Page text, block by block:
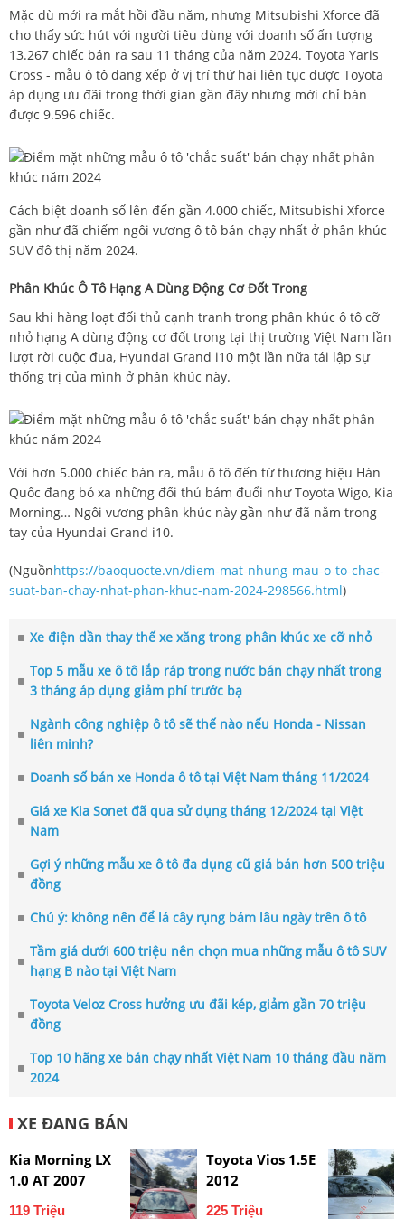
Mặc dù mới ra mắt hồi đầu năm, nhưng Mitsubishi Xforce đã
cho thấy sức hút với người tiêu dùng với doanh số ấn tượng
13.267 chiếc bán ra sau 11 tháng của năm 2024. Toyota Yaris
Cross - mẫu ô tô đang xếp ở vị trí thứ hai liên tục được Toyota
áp dụng ưu đãi trong thời gian gần đây nhưng mới chỉ bán
được 9.596 chiếc.
Cách biệt doanh số lên đến gần 4.000 chiếc, Mitsubishi Xforce
gần như đã chiếm ngôi vương ô tô bán chạy nhất ở phân khúc
SUV đô thị năm 2024.
Phân Khúc Ô Tô Hạng A Dùng Động Cơ Đốt Trong
Sau khi hàng loạt đối thủ cạnh tranh trong phân khúc ô tô cỡ
nhỏ hạng A dùng động cơ đốt trong tại thị trường Việt Nam lần
lượt rời cuộc đua, Hyundai Grand i10 một lần nữa tái lập sự
thống trị của mình ở phân khúc này.
Với hơn 5.000 chiếc bán ra, mẫu ô tô đến từ thương hiệu Hàn
Quốc đang bỏ xa những đối thủ bám đuổi như Toyota Wigo, Kia
Morning… Ngôi vương phân khúc này gần như đã nằm trong
tay của Hyundai Grand i10.
(Nguồnhttps://baoquocte.vn/diem-mat-nhung-mau-o-to-chac-
suat-ban-chay-nhat-phan-khuc-nam-2024-298566.html)
Xe điện dần thay thế xe xăng trong phân khúc xe cỡ nhỏ
Top 5 mẫu xe ô tô lắp ráp trong nước bán chạy nhất trong
3 tháng áp dụng giảm phí trước bạ
Ngành công nghiệp ô tô sẽ thế nào nếu Honda - Nissan
liên minh?
Doanh số bán xe Honda ô tô tại Việt Nam tháng 11/2024
Giá xe Kia Sonet đã qua sử dụng tháng 12/2024 tại Việt
Nam
Gợi ý những mẫu xe ô tô đa dụng cũ giá bán hơn 500 triệu
đồng
Chú ý: không nên để lá cây rụng bám lâu ngày trên ô tô
Tầm giá dưới 600 triệu nên chọn mua những mẫu ô tô SUV
hạng B nào tại Việt Nam
Toyota Veloz Cross hưởng ưu đãi kép, giảm gần 70 triệu
đồng
Top 10 hãng xe bán chạy nhất Việt Nam 10 tháng đầu năm
2024
XE ĐANG BÁN
Kia Morning LX
1.0 AT 2007
119 Triệu
Toyota Vios 1.5E
2012
225 Triệu